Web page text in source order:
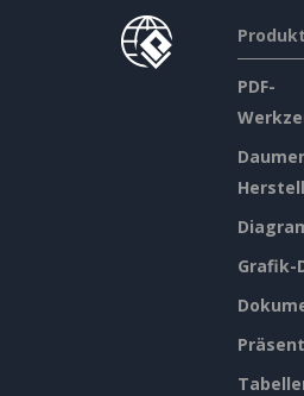
Produkt
PDF-
Grafik-